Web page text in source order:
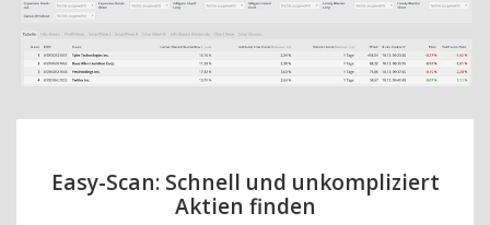
Easy-Scan: Schnell und unkompliziert
Aktien finden